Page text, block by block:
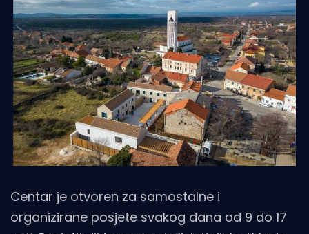
Centar je otvoren za samostalne i
organizirane posjete svakog dana od 9 do 17